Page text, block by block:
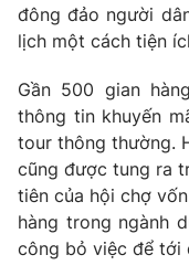
Góc doanh nghiệp
Truyền hình
Hậu trường
Nhân vật
Khán giả
Giải sao mai
Giải trí
Điện ảnh
Âm nhạc
Sao
Đời sống
Du lịch
Làm đẹp
Giáo dục
Tuyển sinh
đông đảo người
lịch một cách tiện
Gần 500 gian
thông tin khuyến
tour thông thường.
cũng được tung ra
tiên của hội chợ
hàng trong ngành
công bỏ việc để tới